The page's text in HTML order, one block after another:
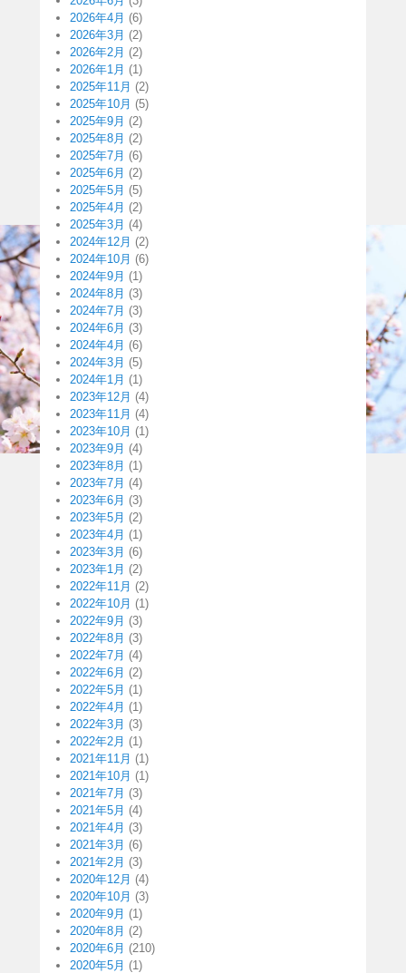
2026年4月 (6)
2026年3月 (2)
2026年2月 (2)
2026年1月 (1)
2025年11月 (2)
2025年10月 (5)
2025年9月 (2)
2025年8月 (2)
2025年7月 (6)
2025年6月 (2)
2025年5月 (5)
2025年4月 (2)
2025年3月 (4)
2024年12月 (2)
2024年10月 (6)
2024年9月 (1)
2024年8月 (3)
2024年7月 (3)
2024年6月 (3)
2024年4月 (6)
2024年3月 (5)
2024年1月 (1)
2023年12月 (4)
2023年11月 (4)
2023年10月 (1)
2023年9月 (4)
2023年8月 (1)
2023年7月 (4)
2023年6月 (3)
2023年5月 (2)
2023年4月 (1)
2023年3月 (6)
2023年1月 (2)
2022年11月 (2)
2022年10月 (1)
2022年9月 (3)
2022年8月 (3)
2022年7月 (4)
2022年6月 (2)
2022年5月 (1)
2022年4月 (1)
2022年3月 (3)
2022年2月 (1)
2021年11月 (1)
2021年10月 (1)
2021年7月 (3)
2021年5月 (4)
2021年4月 (3)
2021年3月 (6)
2021年2月 (3)
2020年12月 (4)
2020年10月 (3)
2020年9月 (1)
2020年8月 (2)
2020年6月 (210)
2020年5月 (1)